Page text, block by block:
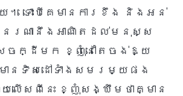
យ។ ទោះបីគេមានការខឹង និងអន់
នរណានឹងអាណិតដល់មនុស្ស
សេចក្ដីមក ខ្ញុំនៅតែចង់ឱ្យ
ានទិសដៅទាំងសមរម្យផង
លើសពីនេះ ខ្ញុំសង្ឃឹមថាគ្មាន